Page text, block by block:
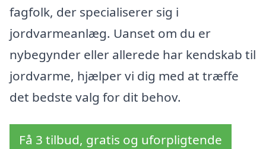
fagfolk, der specialiserer sig i
jordvarmeanlæg. Uanset om du er
nybegynder eller allerede har kendskab til
jordvarme, hjælper vi dig med at træffe
det bedste valg for dit behov.
Få 3 tilbud, gratis og uforpligtende